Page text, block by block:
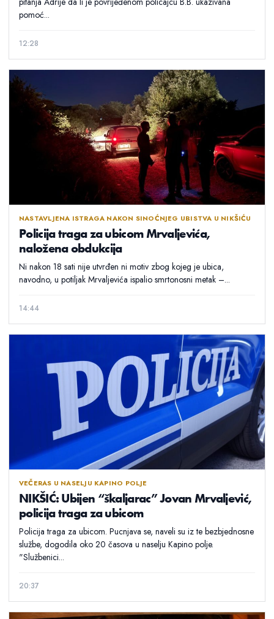
pomoć...
12:28
NASTAVLJENA ISTRAGA NAKON SINOĆNJEG UBISTVA U NIKŠIĆU
Policija traga za ubicom Mrvaljevića,
naložena obdukcija
Ni nakon 18 sati nije utvrđen ni motiv zbog kojeg je ubica,
navodno, u potiljak Mrvaljevića ispalio smrtonosni metak –...
14:44
VEČERAS U NASELJU KAPINO POLJE
NIKŠIĆ: Ubijen “škaljarac” Jovan Mrvaljević,
policija traga za ubicom
Policija traga za ubicom. Pucnjava se, naveli su iz te bezbjednosne
službe, dogodila oko 20 časova u naselju Kapino polje.
"Službenici...
20:37